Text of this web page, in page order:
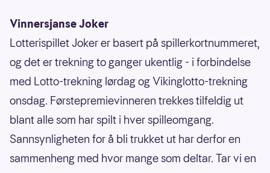
Vinnersjanse Joker
Lotterispillet Joker er basert på spillerkortnummeret,
og det er trekning to ganger ukentlig - i forbindelse
med Lotto-trekning lørdag og Vikinglotto-trekning
onsdag. Førstepremievinneren trekkes tilfeldig ut
blant alle som har spilt i hver spilleomgang.
Sannsynligheten for å bli trukket ut har derfor en
sammenheng med hvor mange som deltar. Tar vi en